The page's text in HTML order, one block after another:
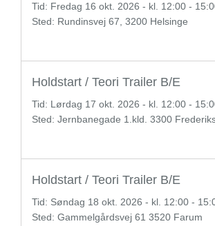
Tid: Fredag 16 okt. 2026 - kl. 12:00 -
Sted: Rundinsvej 67, 3200 Helsinge
Holdstart / Teori Trailer B/E
Tid: Lørdag 17 okt. 2026 - kl. 12:00 -
Sted: Jernbanegade 1.kld. 3300
Holdstart / Teori Trailer B/E
Tid: Søndag 18 okt. 2026 - kl. 12:00 -
Sted: Gammelgårdsvej 61 3520 Farum